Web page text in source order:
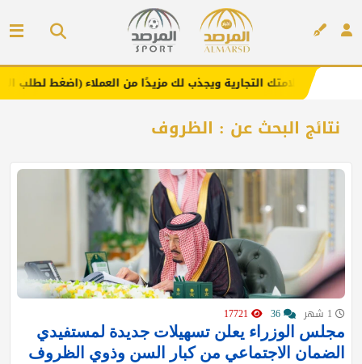
.. يعزز علامتك التجارية ويجذب لك مزيدًا من العملاء (اضغط لطلب
نتائج البحث عن : الظروف
مجلس الوزراء يعلن تسهيلات جديدة لمستفيدي
الضمان الاجتماعي من كبار السن وذوي الظروف